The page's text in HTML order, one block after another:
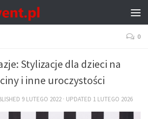
0
Stylizacje dla dzieci na
i inne uroczystości
9 LUTEGO 2022 · UPDATED 1 LUTEGO 2026